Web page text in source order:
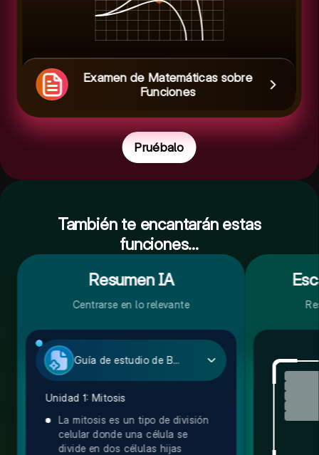
Examen de Matemáticas sobre
Funciones
Pruébalo
También te encantarán estas
funciones...
Resumen IA
Centrarse en lo relevante
Guía de estudio de Biología
Unidad 1: Mitosis
La mitosis es un tipo de división
celular donde una célula se
divide en dos células hijas